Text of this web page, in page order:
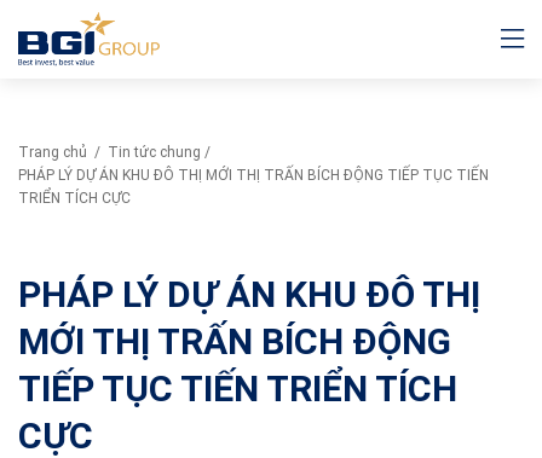
Trang chủ / Tin tức chung /
PHÁP LÝ DỰ ÁN KHU ĐÔ THỊ MỚI THỊ TRẤN BÍCH ĐỘNG TIẾP TỤC TIẾN
TRIỂN TÍCH CỰC
PHÁP LÝ DỰ ÁN KHU ĐÔ THỊ
MỚI THỊ TRẤN BÍCH ĐỘNG
TIẾP TỤC TIẾN TRIỂN TÍCH
CỰC